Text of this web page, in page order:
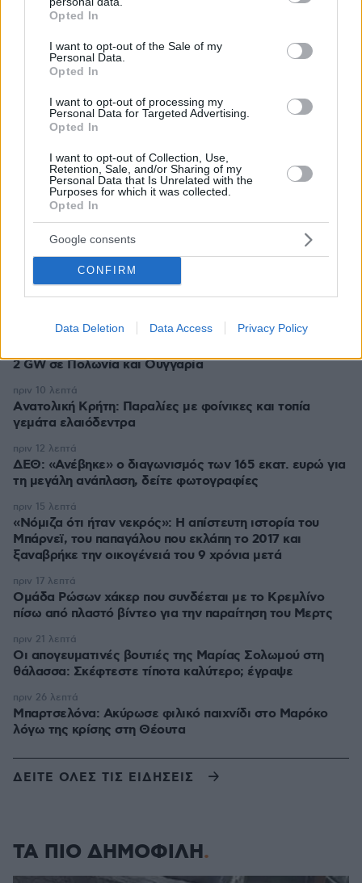
grant or deny consent to Google and its third-party tags to
use your data for below specified purposes in below Google
consent section.
Opted In
I want to opt-out of the Sale of my
Personal Data.
Opted In
I want to opt-out of processing my
Personal Data for Targeted Advertising.
Opted In
I want to opt-out of Collection, Use,
Retention, Sale, and/or Sharing of my
Personal Data that Is Unrelated with the
Purposes for which it was collected.
Opted In
Google consents
CONFIRM
Data Deletion Data Access Privacy Policy
* Υποχρεωτικά πεδία
Ειδήσεις Δημοφιλή
Είμαστε πιο ευτυχισμένοι όταν κάνουμε περισσότερο
σεξ; Ένας ειδικός εξηγεί αυτή την αμφίδρομη σχέση
πριν 7 λεπτά
Σε δημοπρασία η μπάλα από το «χέρι του Θεού», το
περίφημο γκολ του Μαραντόνα
Kicker: «Μετά τον Καρέτσα η Ντόρτμουντ έχει στα
2 GW σε Πολωνία και Ουγγαρία
πριν 10 λεπτά
Aνατολική Κρήτη: Παραλίες με φοίνικες και τοπία
γεμάτα ελαιόδεντρα
πριν 10 λεπτά
ΔΕΘ: «Ανέβηκε» ο διαγωνισμός των 165 εκατ. ευρώ για
τη μεγάλη ανάπλαση, δείτε φωτογραφίες
πριν 12 λεπτά
«Νόμιζα ότι ήταν νεκρός»: Η απίστευτη ιστορία του
Μπάρνεϊ, του παπαγάλου που εκλάπη το 2017 και
ξαναβρήκε την οικογένειά του 9 χρόνια μετά
πριν 15 λεπτά
Ομάδα Ρώσων χάκερ που συνδέεται με το Κρεμλίνο
πίσω από πλαστό βίντεο για την παραίτηση του Μερτς
πριν 17 λεπτά
Οι απογευματινές βουτιές της Μαρίας Σολωμού στη
θάλασσα: Σκέφτεστε τίποτα καλύτερο; έγραψε
πριν 21 λεπτά
Μπαρτσελόνα: Ακύρωσε φιλικό παιχνίδι στο Μαρόκο
λόγω της κρίσης στη Θέουτα
πριν 26 λεπτά
ΔΕΙΤΕ ΟΛΕΣ ΤΙΣ ΕΙΔΗΣΕΙΣ
ΤΑ ΠΙΟ ΔΗΜΟΦΙΛΗ